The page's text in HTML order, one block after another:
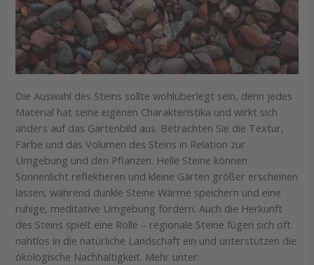
Die Auswahl des Steins sollte wohlüberlegt sein, denn jedes
Material hat seine eigenen Charakteristika und wirkt sich
anders auf das Gartenbild aus. Betrachten Sie die Textur,
Farbe und das Volumen des Steins in Relation zur
Umgebung und den Pflanzen. Helle Steine können
Sonnenlicht reflektieren und kleine Gärten größer erscheinen
lassen, während dunkle Steine Wärme speichern und eine
ruhige, meditative Umgebung fördern. Auch die Herkunft
des Steins spielt eine Rolle – regionale Steine fügen sich oft
nahtlos in die natürliche Landschaft ein und unterstützen die
ökologische Nachhaltigkeit. Mehr unter: